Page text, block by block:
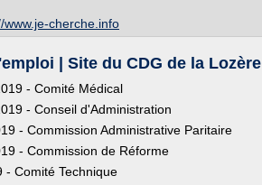
www.je-cherche.info
| Site du CDG de la Lozère
- Comité Médical
- Conseil d'Administration
- Commission Administrative Paritaire
- Commission de Réforme
- Comité Technique